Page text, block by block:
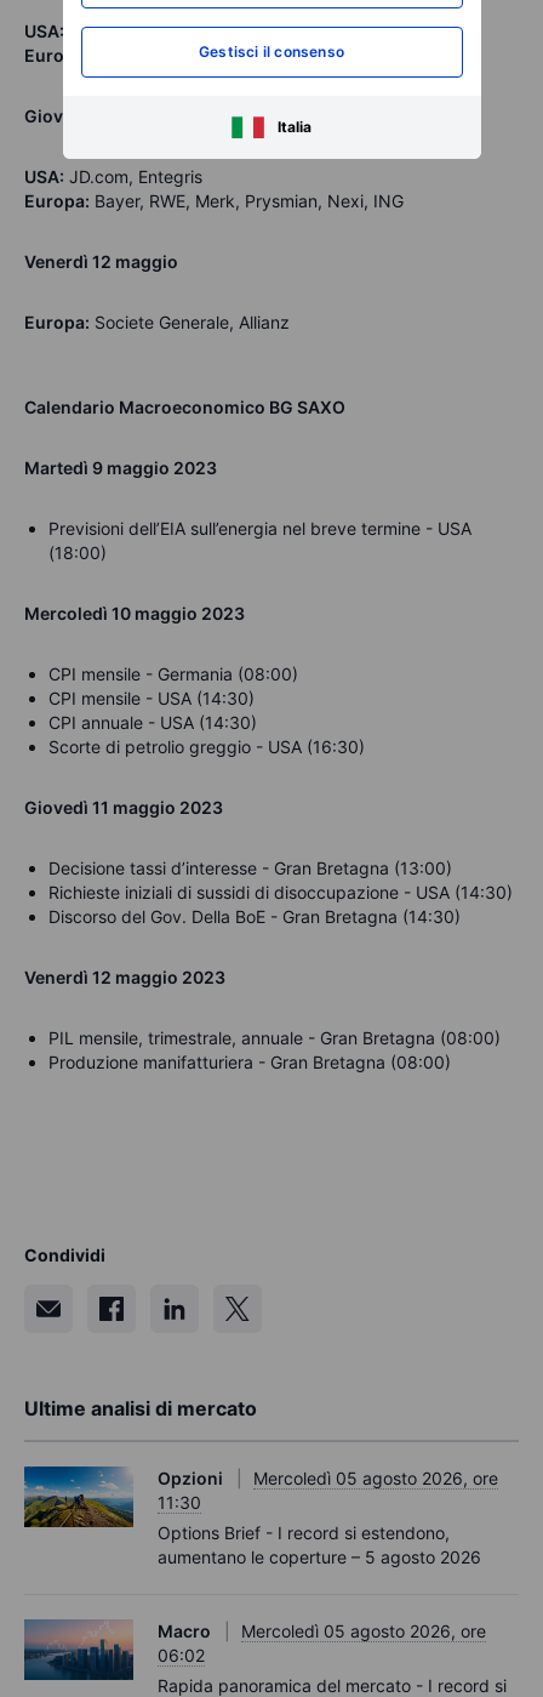
Gestisci il consenso
Italia
USA: Walt Disney, Li Auto
Europa:
Enel, Credit Agricole
Giovedì 11 maggio
USA: JD.com, Entegris
Europa: Bayer, RWE, Merk, Prysmian, Nexi, ING
Venerdì 12 maggio
Europa: Societe Generale, Allianz
Calendario Macroeconomico BG SAXO
Martedì 9 maggio 2023
Previsioni dell’EIA sull’energia nel breve termine - USA
(18:00)
Mercoledì 10 maggio 2023
CPI mensile - Germania (08:00)
CPI mensile - USA (14:30)
CPI annuale - USA (14:30)
Scorte di petrolio greggio - USA (16:30)
Giovedì 11 maggio 2023
Decisione tassi d’interesse - Gran Bretagna (13:00)
Richieste iniziali di sussidi di disoccupazione - USA (14:30)
Discorso del Gov. Della BoE - Gran Bretagna (14:30)
Venerdì 12 maggio 2023
PIL mensile, trimestrale, annuale - Gran Bretagna (08:00)
Produzione manifatturiera - Gran Bretagna (08:00)
Condividi
Ultime analisi di mercato
Opzioni
Mercoledì 05 agosto 2026, ore
11:30
Options Brief - I record si estendono,
aumentano le coperture – 5 agosto 2026
Macro
Mercoledì 05 agosto 2026, ore
06:02
Rapida panoramica del mercato - I record si